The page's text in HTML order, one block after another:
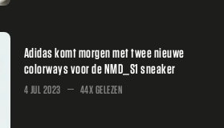
Adidas komt morgen met twee nieuwe
colorways voor de NMD_S1 sneaker
4 JUL 2023 44X GELEZEN